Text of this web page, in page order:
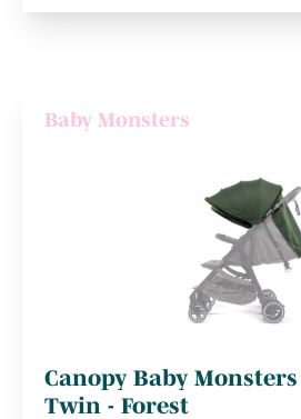
Baby Monsters
Canopy Baby
Twin - Forest